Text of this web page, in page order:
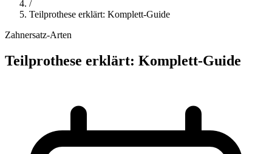
/
Teilprothese erklärt: Komplett-Guide
Zahnersatz-Arten
Teilprothese erklärt: Komplett-Guide